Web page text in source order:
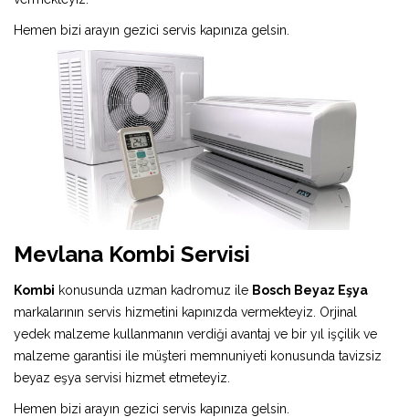
Hemen bizi arayın gezici servis kapınıza gelsin.
Mevlana Kombi Servisi
Kombi konusunda uzman kadromuz ile Bosch Beyaz Eşya
markalarının servis hizmetini kapınızda vermekteyiz. Orjinal
yedek malzeme kullanmanın verdiği avantaj ve bir yıl işçilik ve
malzeme garantisi ile müşteri memnuniyeti konusunda tavizsiz
beyaz eşya servisi hizmet etmeteyiz.
Hemen bizi arayın gezici servis kapınıza gelsin.